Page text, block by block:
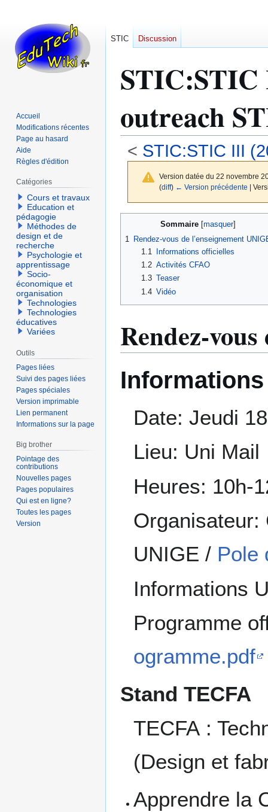
STIC:STIC
outreach
< STIC:STIC III
Version datée du 22 novembre
(diff) ← Version précédente |
Sommaire
1
Rendez-vous de l’enseignement
1.1
Informations officielles
1.2 Activités CFAO
1.3 Teaser
1.4 Vidéo
Rendez-
Date: Jeudi
Lieu: Uni Mail
Heures: 10h-
Organisateur:
UNIGE / Pole
Informations
Programme
ogramme.pdf
Stand TECFA
TECFA :
(Design et
Apprendre la
STIC Discussion
Accueil
Modifications récentes
Page au hasard
Aide
Règles d'édition
Catégories
Cours et travaux
Education et
pédagogie
Méthodes de
design et de
recherche
Psychologie et
apprentissage
Socio-
économique et
organisation
Technologies
Technologies
éducatives
Variées
Outils
Pages liées
Suivi des pages liées
Pages spéciales
Version imprimable
Lien permanent
Informations sur la page
Big brother
Pointage des
contributions
Nouvelles pages
Pages populaires
Qui est en ligne?
Toutes les pages
Version